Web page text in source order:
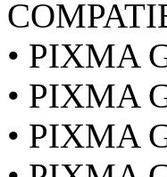
• PIXMA
• PIXMA
• PIXMA